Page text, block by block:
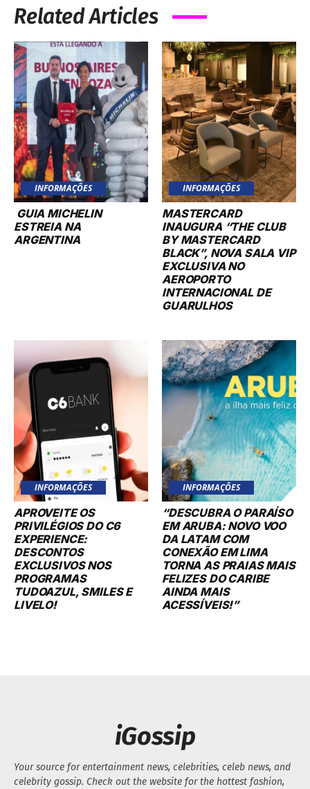
Related Articles
INFORMAÇÕES
GUIA MICHELIN
ESTREIA NA
ARGENTINA
INFORMAÇÕES
MASTERCARD
INAUGURA “THE CLUB
BY MASTERCARD
BLACK”, NOVA SALA VIP
EXCLUSIVA NO
AEROPORTO
INTERNACIONAL DE
GUARULHOS
INFORMAÇÕES
APROVEITE OS
PRIVILÉGIOS DO C6
EXPERIENCE:
DESCONTOS
EXCLUSIVOS NOS
PROGRAMAS
TUDOAZUL, SMILES E
LIVELO!
INFORMAÇÕES
“DESCUBRA O PARAÍSO
EM ARUBA: NOVO VOO
DA LATAM COM
CONEXÃO EM LIMA
TORNA AS PRAIAS MAIS
FELIZES DO CARIBE
AINDA MAIS
ACESSÍVEIS!”
iGossip
Your source for entertainment news, celebrities, celeb news, and
celebrity gossip. Check out the website for the hottest fashion,